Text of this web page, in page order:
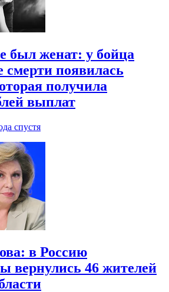
был женат: у бойца
появилась
получила
выплат
спустя
в Россию
вернулись 46 жителей